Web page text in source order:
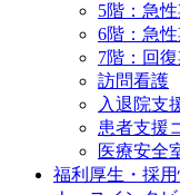
5階：急
6階：急
7階：回
訪問看護
入退院支
患者支援
医療安全
福利厚生・採用